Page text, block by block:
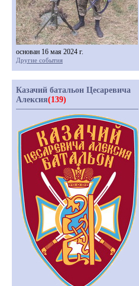
основан 16 мая 2024 г.
Другие события
Казачий батальон Цесаревича
Алексия(139)